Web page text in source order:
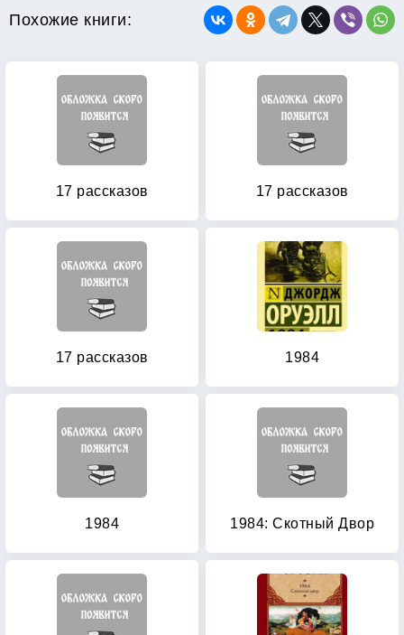
Похожие книги:
17 рассказов 17 рассказов
17 рассказов 1984
1984 1984: Скотный Двор